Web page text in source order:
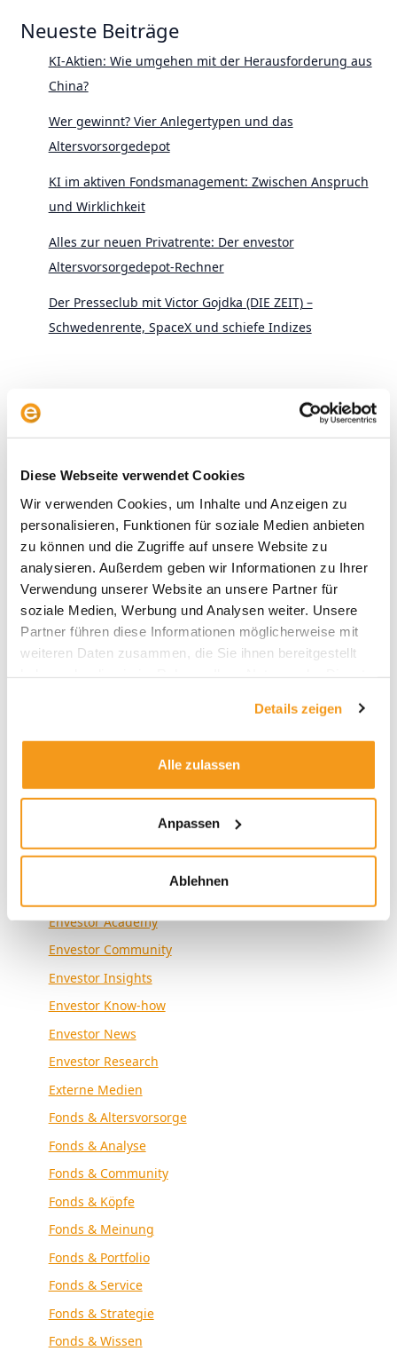
Diese Webseite verwendet Cookies
Wir verwenden Cookies, um Inhalte und Anzeigen zu
personalisieren, Funktionen für soziale Medien anbieten
zu können und die Zugriffe auf unsere Website zu
analysieren. Außerdem geben wir Informationen zu Ihrer
Verwendung unserer Website an unsere Partner für
soziale Medien, Werbung und Analysen weiter. Unsere
Partner führen diese Informationen möglicherweise mit
weiteren Daten zusammen, die Sie ihnen bereitgestellt
Details zeigen
Alle zulassen
Anpassen
Ablehnen
Neueste Beiträge
KI-Aktien: Wie umgehen mit der Herausforderung aus
China?
Wer gewinnt? Vier Anlegertypen und das
Altersvorsorgedepot
KI im aktiven Fondsmanagement: Zwischen Anspruch
und Wirklichkeit
Alles zur neuen Privatrente: Der envestor
Altersvorsorgedepot-Rechner
Der Presseclub mit Victor Gojdka (DIE ZEIT) –
Schwedenrente, SpaceX und schiefe Indizes
Archive
2026
2025
2024
2023
2022
2021
2018
Kategorien
Envestor Academy
Envestor Community
Envestor Insights
Envestor Know-how
Envestor News
Envestor Research
Externe Medien
Fonds & Altersvorsorge
Fonds & Analyse
Fonds & Community
Fonds & Köpfe
Fonds & Meinung
Fonds & Portfolio
Fonds & Service
Fonds & Strategie
Fonds & Wissen